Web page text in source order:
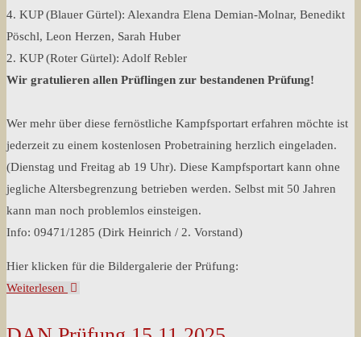
4. KUP (Blauer Gürtel): Alexandra Elena Demian-Molnar, Benedikt
Pöschl, Leon Herzen, Sarah Huber
2. KUP (Roter Gürtel): Adolf Rebler
Wir gratulieren allen Prüflingen zur bestandenen Prüfung!
Wer mehr über diese fernöstliche Kampfsportart erfahren möchte ist
jederzeit zu einem kostenlosen Probetraining herzlich eingeladen.
(Dienstag und Freitag ab 19 Uhr). Diese Kampfsportart kann ohne
jegliche Altersbegrenzung betrieben werden. Selbst mit 50 Jahren
kann man noch problemlos einsteigen.
Info: 09471/1285 (Dirk Heinrich / 2. Vorstand)
Hier klicken für die Bildergalerie der Prüfung:
Weiterlesen „Gürtelprüfung